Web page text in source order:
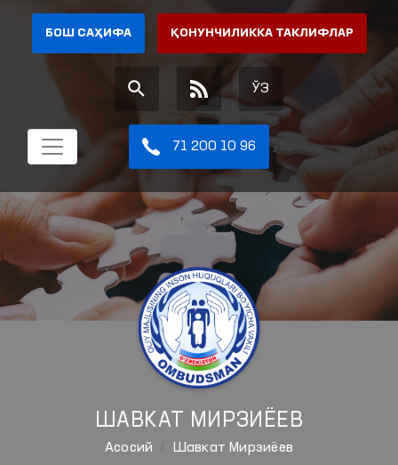
БОШ САҲИФА ҚОНУНЧИЛИККА ТАКЛИФЛАР
ЎЗ
71 200 10 96
ШАВКАТ МИРЗИЁЕВ
Aсосий Шавкат Мирзиёев